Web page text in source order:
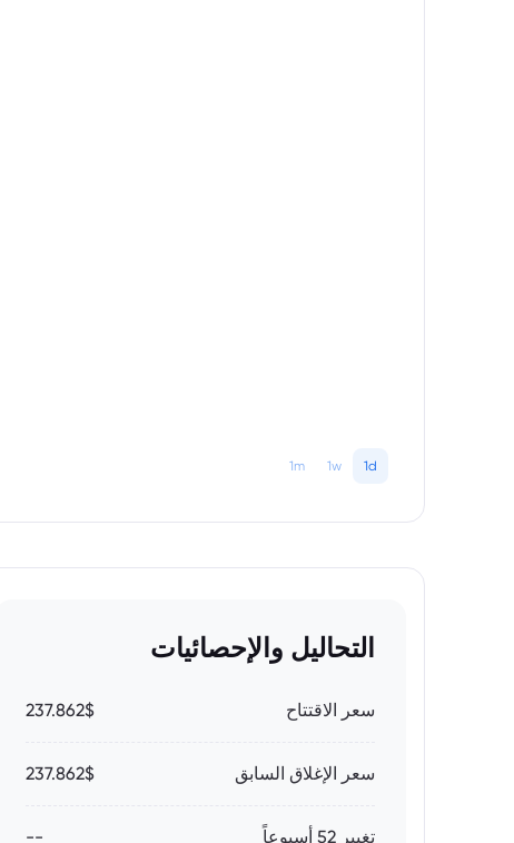
1d
1w
1m
التحاليل والإحصائيات
سعر الاقتتاح 237.862$
سعر الإغلاق السابق 237.862$
تغيير 52 أسبوعاً --